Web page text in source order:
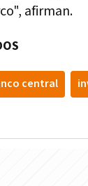
afirman.
central